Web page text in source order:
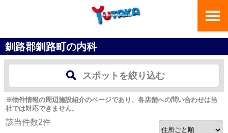
釧路郡釧路町の内科
スポットを絞り込む
※物件情報の周辺施設紹介のページであり、各店舗への問い合わせは当
社では対応できません。
該当件数2件